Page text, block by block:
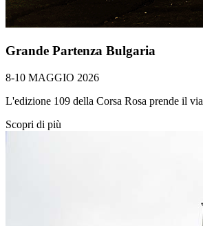
Grande Partenza Bulgaria
8-10 MAGGIO 2026
L'edizione 109 della Corsa Rosa prende il via
Scopri di più